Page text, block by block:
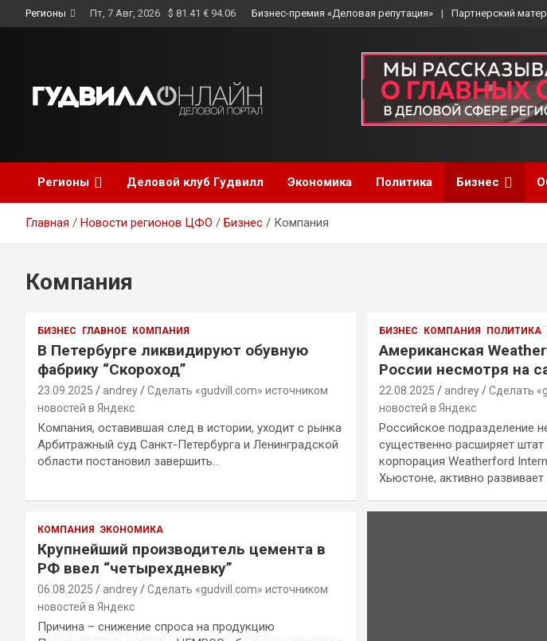
to
Регионы Пт, 7 Авг, 2026 $ 81.41 € 94.06 Бизнес-премия «Деловая репутация» Партнерский
Регионы Деловой клуб Гудвилл Экономика Политика Бизнес
Главная Новости регионов ЦФО Бизнес Компания
Компания
БИЗНЕС ГЛАВНОЕ КОМПАНИЯ
В Петербурге ликвидируют обувную
фабрику “Скороход”
23.09.2025 andrey
Сделать «gudvill.com» источником
новостей в Яндекс
Компания, оставившая след в истории, уходит с рынка
Арбитражный суд Санкт-Петербурга и Ленинградской
области постановил завершить…
БИЗНЕС КОМПАНИЯ ПОЛИТИКА
Американская
России несмотря на
22.08.2025 andrey
Сделать
новостей в Яндекс
Российское подразделение
существенно расширяет
корпорация Weatherford
Хьюстоне, активно
КОМПАНИЯ ЭКОНОМИКА
Крупнейший производитель цемента в
РФ ввел “четырехдневку”
06.08.2025 andrey
Сделать «gudvill.com» источником
новостей в Яндекс
Причина – снижение спроса на продукцию